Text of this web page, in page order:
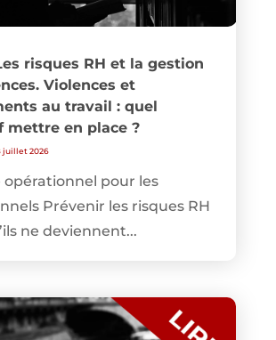
risques RH et la gestion
Violences et
au travail : quel
mettre en place ?
juillet 2026
opérationnel pour les
Prévenir les risques RH
ne deviennent...